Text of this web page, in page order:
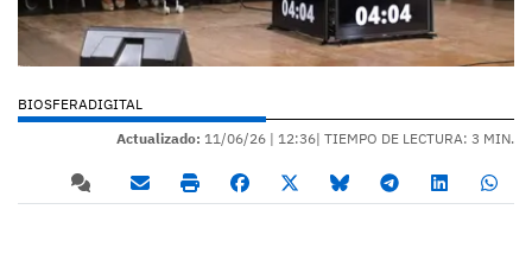
BIOSFERADIGITAL
Actualizado: 11/06/26 | 12:36| TIEMPO DE LECTURA: 3 MIN.